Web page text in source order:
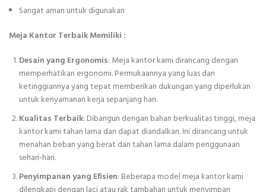
Sangat aman untuk digunakan
Meja Kantor Terbaik Memiliki :
Desain yang Ergonomis: Meja kantor kami dirancang dengan
memperhatikan ergonomi. Permukaannya yang luas dan
ketinggiannya yang tepat memberikan dukungan yang diperlukan
untuk kenyamanan kerja sepanjang hari.
Kualitas Terbaik: Dibangun dengan bahan berkualitas tinggi, meja
kantor kami tahan lama dan dapat diandalkan. Ini dirancang untuk
menahan beban yang berat dan tahan lama dalam penggunaan
sehari-hari.
Penyimpanan yang Efisien: Beberapa model meja kantor kami